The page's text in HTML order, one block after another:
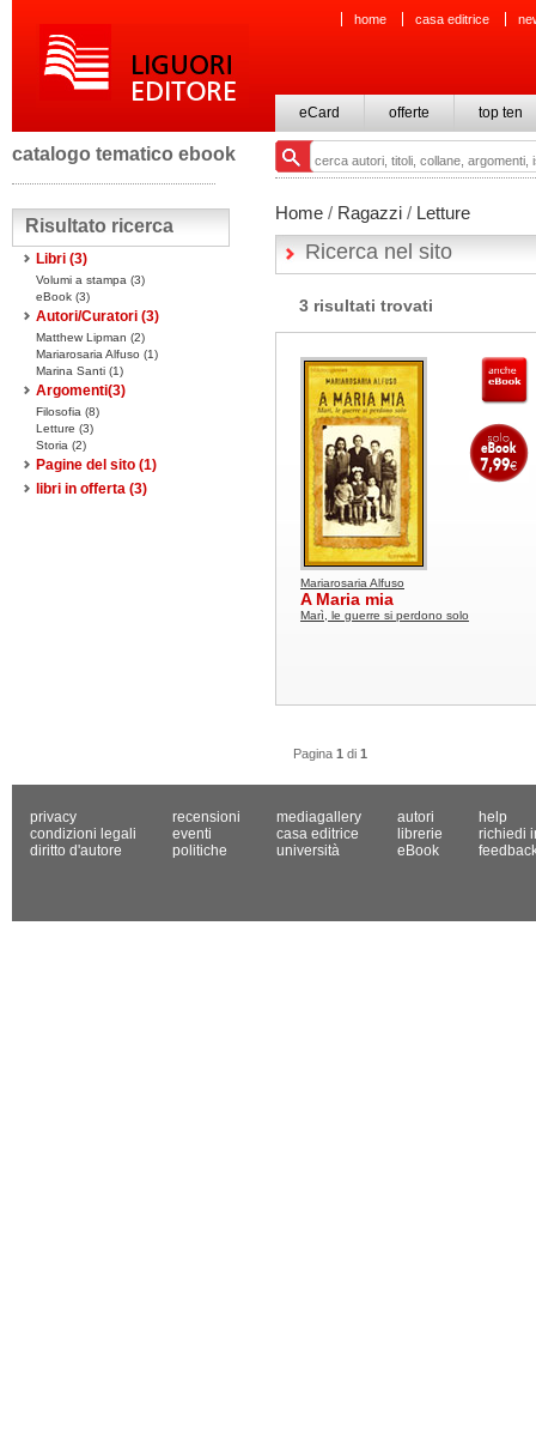
home casa editrice
eCard offerte top ten
catalogo tematico ebook
Risultato ricerca
Libri (3)
Volumi a stampa (3)
eBook (3)
Autori/Curatori (3)
Matthew Lipman (2)
Mariarosaria Alfuso (1)
Marina Santi (1)
Argomenti(3)
Filosofia (8)
Letture (3)
Storia (2)
Pagine del sito (1)
libri in offerta (3)
Home / Ragazzi / Letture
Ricerca nel sito
3 risultati trovati
Mariarosaria Alfuso
A Maria mia
Marì, le guerre si perdono solo
Pagina 1 di 1
privacy
condizioni legali
diritto d'autore
recensioni
eventi
politiche
mediagallery
casa editrice
università
autori
librerie
eBook
help
richiedi